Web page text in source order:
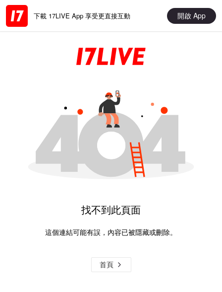
下載 17LIVE App 享受更直接互動 開啟 App
找不到此頁面
這個連結可能有誤，內容已被隱藏或刪除。
首頁